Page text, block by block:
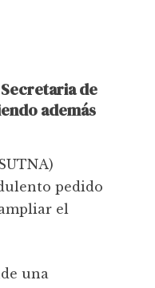
de
además
pedido
el
una